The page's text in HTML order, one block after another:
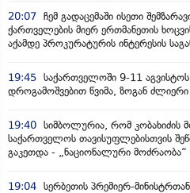
20:07 ჩემ გადაცემაში ისეთი
ქართველების მიერ ერთმანეთის
აქამდე პროკურატურის ინტერესის
19:45 საქართველოში 9-11
დროგამოშვებით წვიმა, ზოგან ძლიერი
19:40 სიმბოლურია, რომ კობახიძის
საქართველოს თავისუფლებისთვის
გაკეთდა - „ნაციონალური მოძრაობა“
19:04 სერბეთის პრემიერ-